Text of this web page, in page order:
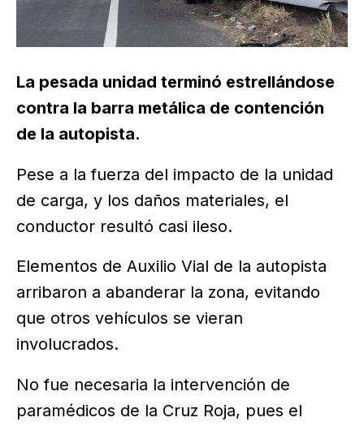
La pesada unidad terminó estrellándose
contra la barra metálica de contención
de la autopista.
Pese a la fuerza del impacto de la unidad
de carga, y los daños materiales, el
conductor resultó casi ileso.
Elementos de Auxilio Vial de la autopista
arribaron a abanderar la zona, evitando
que otros vehículos se vieran
involucrados.
No fue necesaria la intervención de
paramédicos de la Cruz Roja, pues el